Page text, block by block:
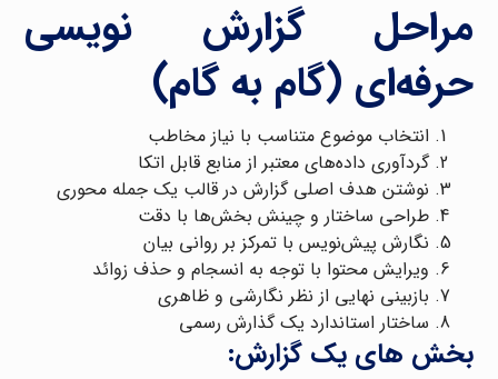
مراحل گزارش نویسی
حرفه‌ای (گام به گام)
انتخاب موضوع متناسب با نیاز مخاطب
گردآوری داده‌های معتبر از منابع قابل اتکا
نوشتن هدف اصلی گزارش در قالب یک جمله محوری
طراحی ساختار و چینش بخش‌ها با دقت
نگارش پیش‌نویس با تمرکز بر روانی بیان
ویرایش محتوا با توجه به انسجام و حذف زوائد
بازبینی نهایی از نظر نگارشی و ظاهری
ساختار استاندارد یک گذارش رسمی
بخش های یک گزارش: